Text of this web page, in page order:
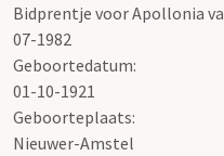
Bidprentje voor Apollonia
07-1982
Geboortedatum:
01-10-1921
Geboorteplaats:
Nieuwer-Amstel